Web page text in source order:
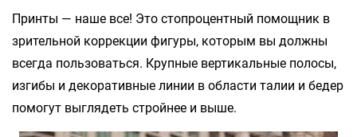
Принты — наше все! Это стопроцентный помощник в
зрительной коррекции фигуры, которым вы должны
всегда пользоваться. Крупные вертикальные полосы,
изгибы и декоративные линии в области талии и бедер
помогут выглядеть стройнее и выше.